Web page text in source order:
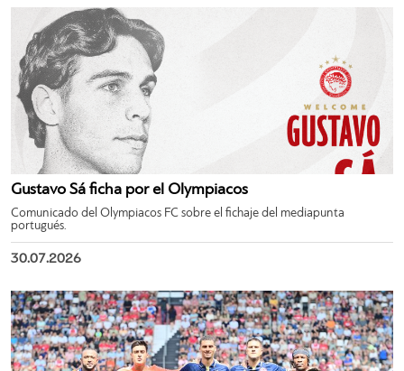
Gustavo Sá ficha por el Olympiacos
Comunicado del Olympiacos FC sobre el fichaje del mediapunta
portugués.
30.07.2026